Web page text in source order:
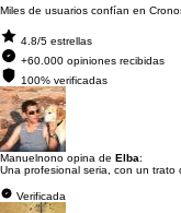
Miles de usuarios confían en
4.8/5 estrellas
+60.000 opiniones recibidas
100% verificadas
Manuelnono opina de Elba:
Una profesional seria, con un trato
Verificada